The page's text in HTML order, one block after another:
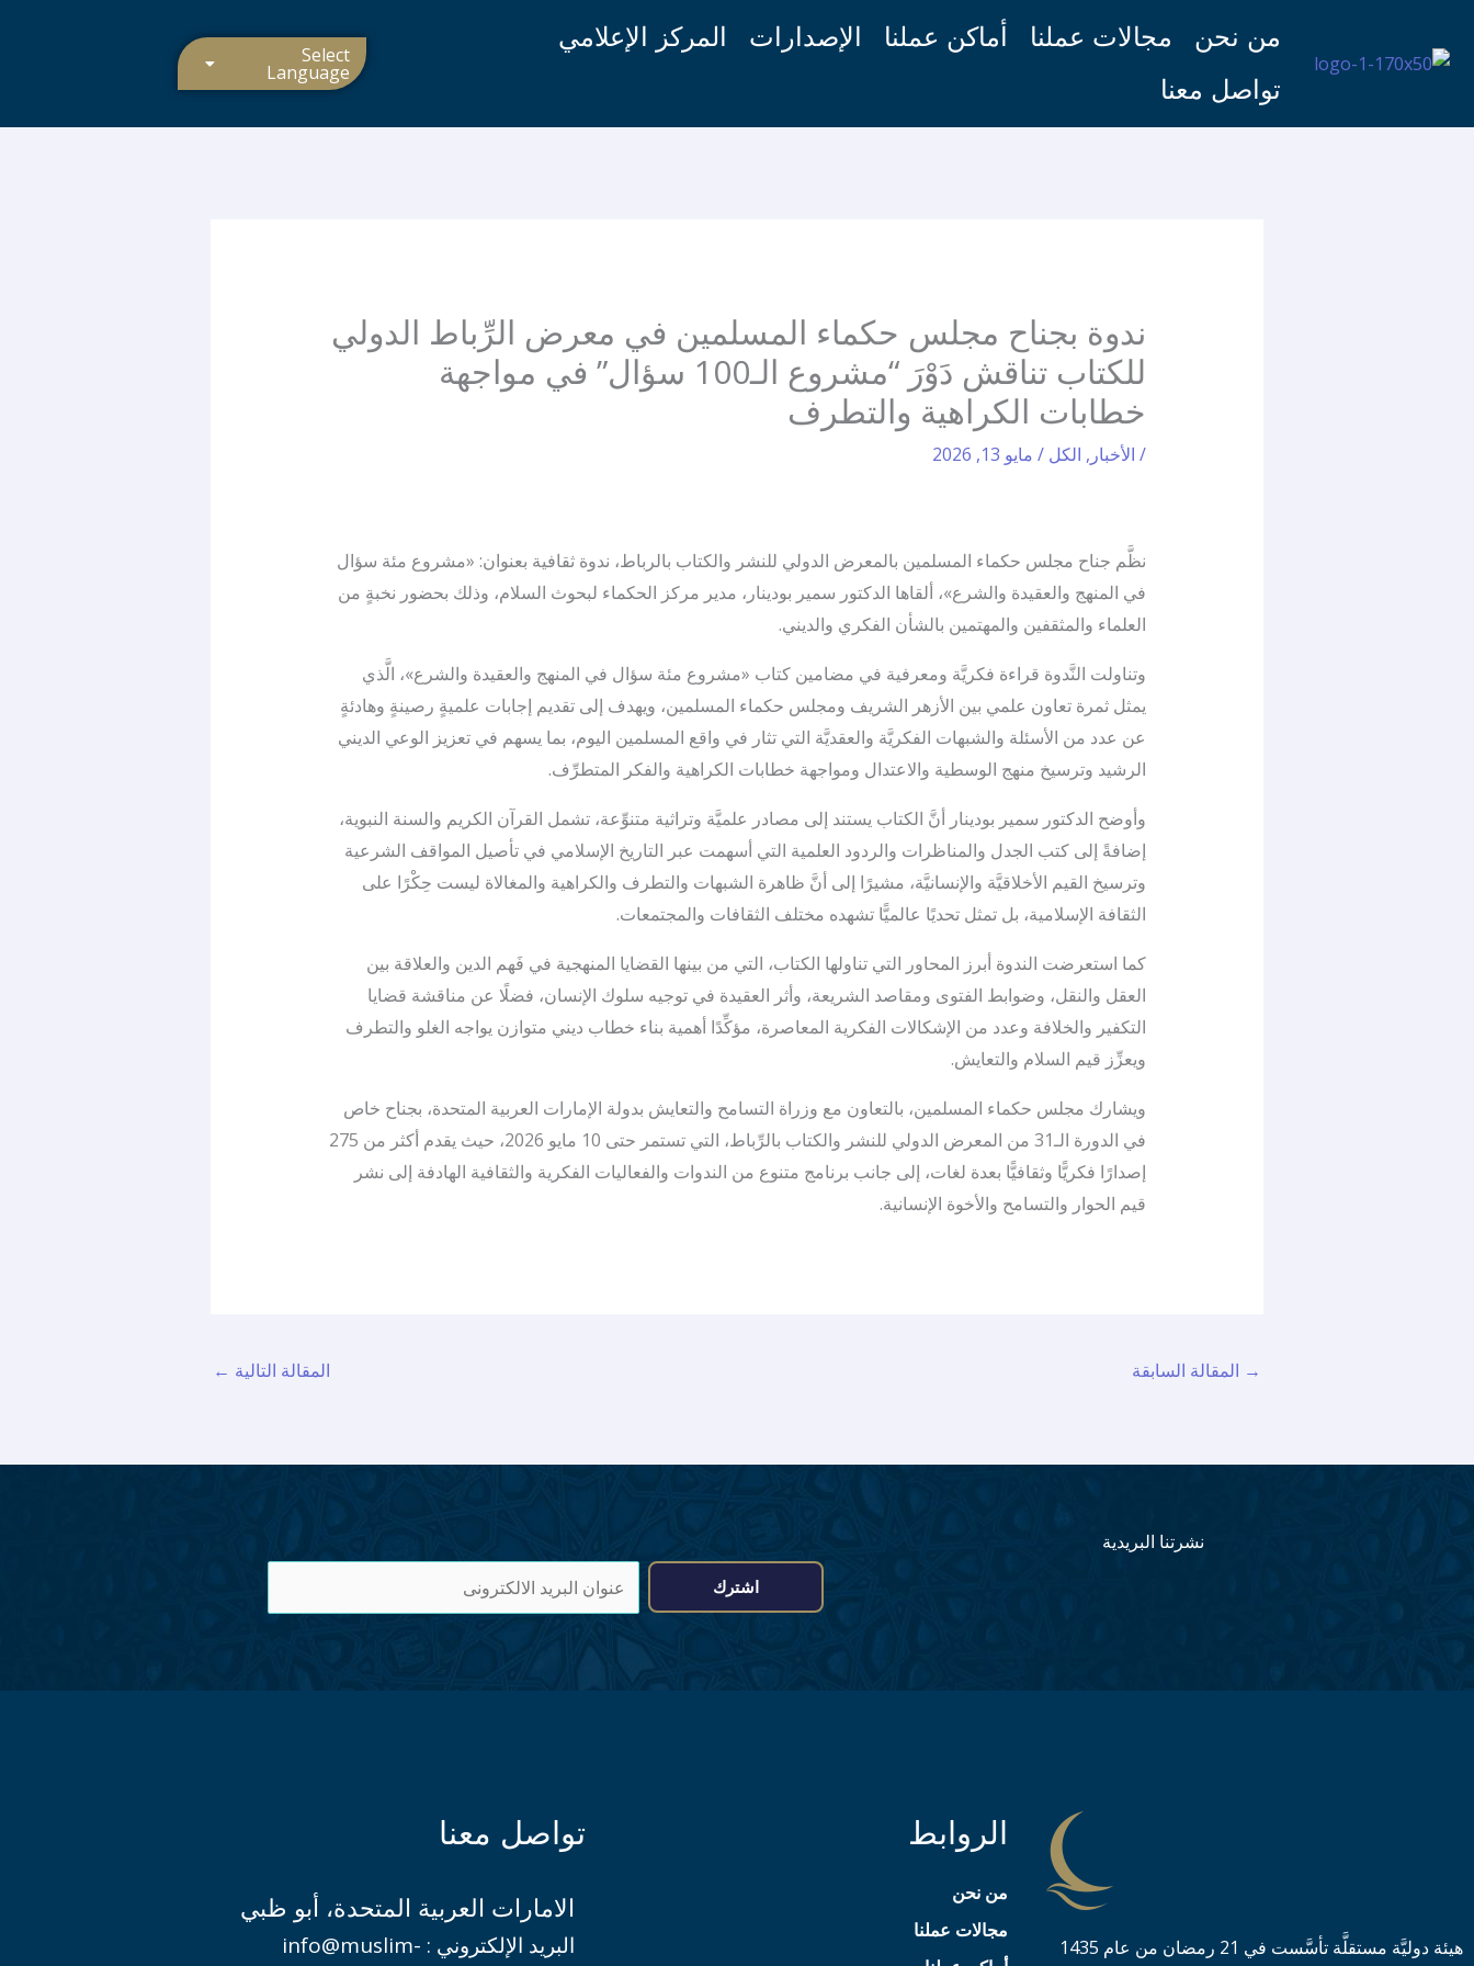
المحتوى
من نحن مجالات عملنا أماكن عملنا الإصدارات
المركز الإعلامي
تواصل معنا
Select
Language
ندوة بجناح مجلس حكماء المسلمين في معرض الرِّباط الدولي
للكتاب تناقش دَوْرَ “مشروع الـ100 سؤال” في مواجهة
خطابات الكراهية والتطرف
/ الأخبار , الكل / مايو 13, 2026
نظَّم جناح مجلس حكماء المسلمين بالمعرض الدولي للنشر والكتاب بالرباط، ندوة ثقافية بعنوان: «مشروع مئة سؤال
في المنهج والعقيدة والشرع»، ألقاها الدكتور سمير بودينار، مدير مركز الحكماء لبحوث السلام، وذلك بحضور نخبةٍ من
العلماء والمثقفين والمهتمين بالشأن الفكري والديني.
وتناولت النَّدوة قراءة فكريَّة ومعرفية في مضامين كتاب «مشروع مئة سؤال في المنهج والعقيدة والشرع»، الَّذي
يمثل ثمرة تعاون علمي بين الأزهر الشريف ومجلس حكماء المسلمين، ويهدف إلى تقديم إجابات علميةٍ رصينةٍ وهادئةٍ
عن عدد من الأسئلة والشبهات الفكريَّة والعقديَّة التي تثار في واقع المسلمين اليوم، بما يسهم في تعزيز الوعي الديني
الرشيد وترسيخ منهج الوسطية والاعتدال ومواجهة خطابات الكراهية والفكر المتطرِّف.
وأوضح الدكتور سمير بودينار أنَّ الكتاب يستند إلى مصادر علميَّة وتراثية متنوِّعة، تشمل القرآن الكريم والسنة النبوية،
إضافةً إلى كتب الجدل والمناظرات والردود العلمية التي أسهمت عبر التاريخ الإسلامي في تأصيل المواقف الشرعية
وترسيخ القيم الأخلاقيَّة والإنسانيَّة، مشيرًا إلى أنَّ ظاهرة الشبهات والتطرف والكراهية والمغالاة ليست حِكْرًا على
الثقافة الإسلامية، بل تمثل تحديًا عالميًّا تشهده مختلف الثقافات والمجتمعات.
كما استعرضت الندوة أبرز المحاور التي تناولها الكتاب، التي من بينها القضايا المنهجية في فَهم الدين والعلاقة بين
العقل والنقل، وضوابط الفتوى ومقاصد الشريعة، وأثر العقيدة في توجيه سلوك الإنسان، فضلًا عن مناقشة قضايا
التكفير والخلافة وعدد من الإشكالات الفكرية المعاصرة، مؤكِّدًا أهمية بناء خطاب ديني متوازن يواجه الغلو والتطرف
ويعزِّز قيم السلام والتعايش.
ويشارك مجلس حكماء المسلمين، بالتعاون مع وزراة التسامح والتعايش بدولة الإمارات العربية المتحدة، بجناح خاص
في الدورة الـ31 من المعرض الدولي للنشر والكتاب بالرِّباط، التي تستمر حتى 10 مايو 2026، حيث يقدم أكثر من 275
إصدارًا فكريًّا وثقافيًّا بعدة لغات، إلى جانب برنامج متنوع من الندوات والفعاليات الفكرية والثقافية الهادفة إلى نشر
قيم الحوار والتسامح والأخوة الإنسانية.
→ المقالة السابقة المقالة التالية ←
نشرتنا البريدية
ی
اشترك
هيئة دوليَّة مستقلَّة تأسَّست في 21 رمضان من عام 1435
الروابط
من نحن
مجالات عملنا
تواصل معنا
الامارات العربية المتحدة، أبو ظبي
البريد الإلكتروني : info@muslim-